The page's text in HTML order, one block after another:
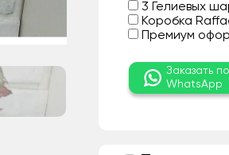
3 Гелиевых
Коробка
Премиум
Заказать по
WhatsApp